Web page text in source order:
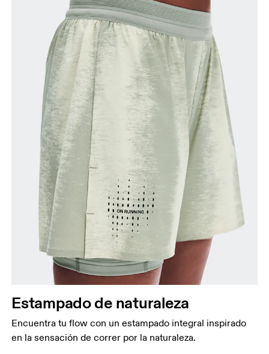
Estampado de naturaleza
Encuentra tu flow con un estampado integral inspirado
en la sensación de correr por la naturaleza.